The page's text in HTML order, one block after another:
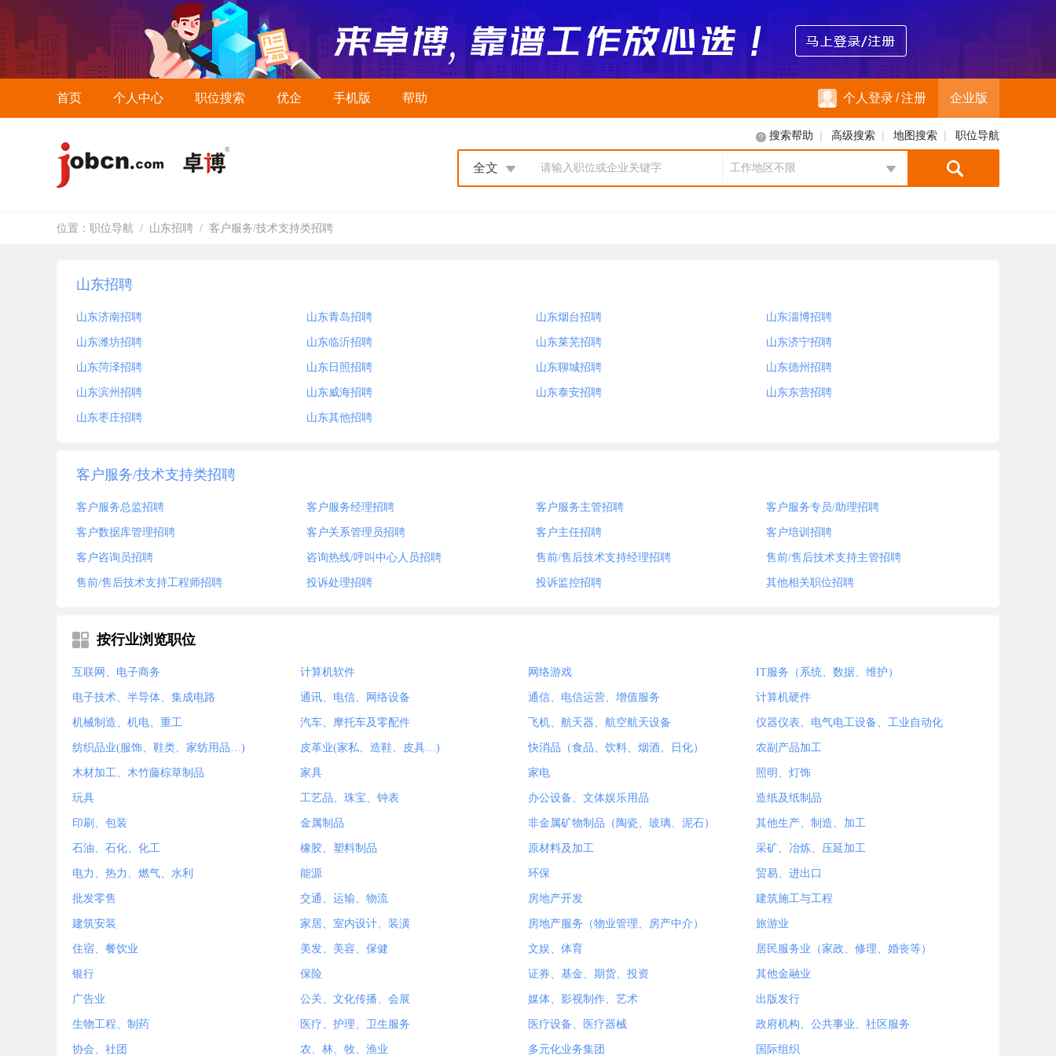
首页 个人中心 职位搜索 优企 手机版 帮助 个人登录/注册 企业版
搜索帮助 | 高级搜索 | 地图搜索 | 职位导航
请输入职位或企业关键字
全文 工作地区不限
位置： 职位导航 / 山东招聘 / 客户服务/技术支持类招聘
山东招聘
山东济南招聘 山东青岛招聘 山东烟台招聘 山东淄博招聘
山东潍坊招聘 山东临沂招聘 山东莱芜招聘 山东济宁招聘
山东菏泽招聘 山东日照招聘 山东聊城招聘 山东德州招聘
山东滨州招聘 山东威海招聘 山东泰安招聘 山东东营招聘
山东枣庄招聘 山东其他招聘
客户服务/技术支持类招聘
客户服务总监招聘 客户服务经理招聘 客户服务主管招聘 客户服务专员/助理招聘
客户数据库管理招聘 客户关系管理员招聘 客户主任招聘 客户培训招聘
客户咨询员招聘 咨询热线/呼叫中心人员招聘 售前/售后技术支持经理招聘 售前/售后技术支持主管招聘
售前/售后技术支持工程师招聘 投诉处理招聘 投诉监控招聘 其他相关职位招聘
按行业浏览职位
互联网、电子商务 计算机软件 网络游戏 IT服务（系统、数据、维护）
电子技术、半导体、集成电路 通讯、电信、网络设备 通信、电信运营、增值服务 计算机硬件
机械制造、机电、重工 汽车、摩托车及零配件 飞机、航天器、航空航天设备 仪器仪表、电气电工设备、工业自动化
纺织品业(服饰、鞋类、家纺用品…) 皮革业(家私、造鞋、皮具…) 快消品（食品、饮料、烟酒、日化） 农副产品加工
木材加工、木竹藤棕草制品 家具 家电 照明、灯饰
玩具 工艺品、珠宝、钟表 办公设备、文体娱乐用品 造纸及纸制品
印刷、包装 金属制品 非金属矿物制品（陶瓷、玻璃、泥石） 其他生产、制造、加工
石油、石化、化工 橡胶、塑料制品 原材料及加工 采矿、冶炼、压延加工
电力、热力、燃气、水利 能源 环保 贸易、进出口
批发零售 交通、运输、物流 房地产开发 建筑施工与工程
建筑安装 家居、室内设计、装潢 房地产服务（物业管理、房产中介） 旅游业
住宿、餐饮业 美发、美容、保健 文娱、体育 居民服务业（家政、修理、婚丧等）
银行 保险 证券、基金、期货、投资 其他金融业
广告业 公关、文化传播、会展 媒体、影视制作、艺术 出版发行
生物工程、制药 医疗、护理、卫生服务 医疗设备、医疗器械 政府机构、公共事业、社区服务
协会、社团 农、林、牧、渔业 多元化业务集团 国际组织